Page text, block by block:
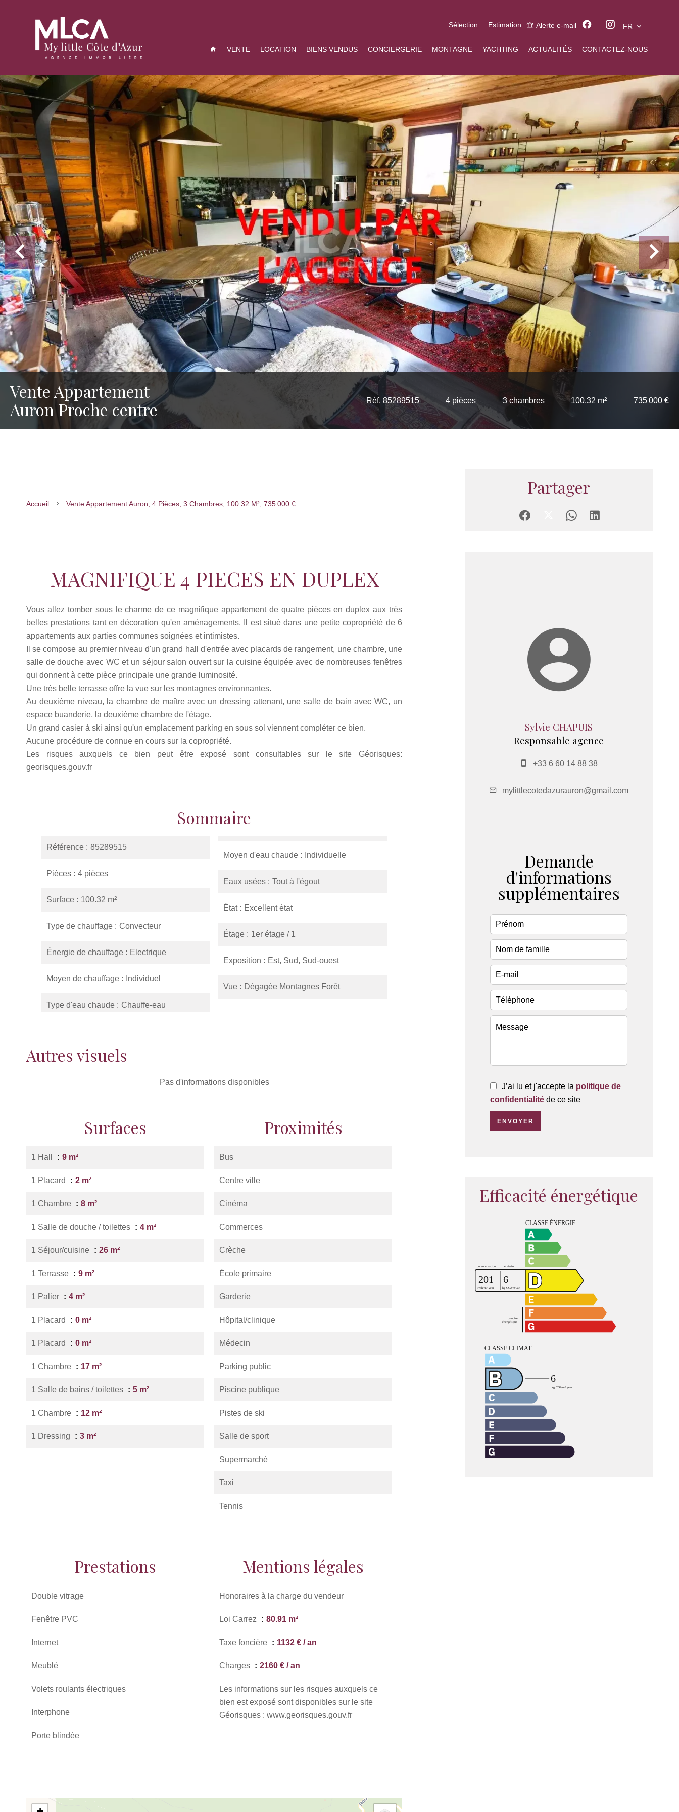
Sélection Estimation Alerte e-mail FR
VENTE LOCATION BIENS VENDUS CONCIERGERIE MONTAGNE YACHTING ACTUALITÉS CONTACTEZ-NOUS
Vente Appartement
Auron Proche centre
Réf. 85289515 4 pièces 3 chambres 100.32 m² 735 000 €
Accueil Vente Appartement Auron, 4 Pièces, 3 Chambres, 100.32 M², 735 000 €
MAGNIFIQUE 4 PIECES EN DUPLEX
Vous allez tomber sous le charme de ce magnifique appartement de quatre pièces en duplex aux très
belles prestations tant en décoration qu'en aménagements. Il est situé dans une petite copropriété de 6
appartements aux parties communes soignées et intimistes.
Il se compose au premier niveau d'un grand hall d'entrée avec placards de rangement, une chambre, une
salle de douche avec WC et un séjour salon ouvert sur la cuisine équipée avec de nombreuses fenêtres
qui donnent à cette pièce principale une grande luminosité.
Une très belle terrasse offre la vue sur les montagnes environnantes.
Au deuxième niveau, la chambre de maître avec un dressing attenant, une salle de bain avec WC, un
espace buanderie, la deuxième chambre de l'étage.
Un grand casier à ski ainsi qu'un emplacement parking en sous sol viennent compléter ce bien.
Aucune procédure de connue en cours sur la copropriété.
Les risques auxquels ce bien peut être exposé sont consultables sur le site Géorisques:
georisques.gouv.fr
Sommaire
Référence 85289515
Pièces 4 pièces
Surface 100.32 m²
Type de chauffage Convecteur
Énergie de chauffage Electrique
Moyen de chauffage Individuel
Type d'eau chaude Chauffe-eau
Moyen d'eau chaude Individuelle
Eaux usées Tout à l'égout
État Excellent état
Étage 1er étage / 1
Exposition Est, Sud, Sud-ouest
Vue Dégagée Montagnes Forêt
Autres visuels
Pas d'informations disponibles
Surfaces
1 Hall 9 m²
1 Placard 2 m²
1 Chambre 8 m²
1 Salle de douche / toilettes 4 m²
1 Séjour/cuisine 26 m²
1 Terrasse 9 m²
1 Palier 4 m²
1 Placard 0 m²
1 Placard 0 m²
1 Chambre 17 m²
1 Salle de bains / toilettes 5 m²
1 Chambre 12 m²
1 Dressing 3 m²
Proximités
Bus
Centre ville
Cinéma
Commerces
Crèche
École primaire
Garderie
Hôpital/clinique
Médecin
Parking public
Piscine publique
Pistes de ski
Salle de sport
Supermarché
Taxi
Tennis
Prestations
Double vitrage
Fenêtre PVC
Internet
Meublé
Volets roulants électriques
Interphone
Porte blindée
Mentions légales
Honoraires à la charge du vendeur
Loi Carrez 80.91 m²
Taxe foncière 1132 € / an
Charges 2160 € / an
Les informations sur les risques auxquels ce
bien est exposé sont disponibles sur le site
Géorisques : www.georisques.gouv.fr
Partager
Sylvie CHAPUIS
Responsable agence
+33 6 60 14 88 38
mylittlecotedazurauron@gmail.com
Demande
d'informations
supplémentaires
J’ai lu et j'accepte la politique de
confidentialité de ce site
ENVOYER
Efficacité énergétique